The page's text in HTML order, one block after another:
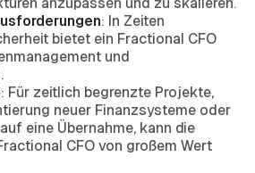
: In Zeiten
bietet ein Fractional CFO
und
: Für zeitlich begrenzte Projekte,
neuer Finanzsysteme oder
eine Übernahme, kann die
CFO von großem Wert